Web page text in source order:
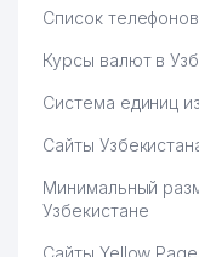
Список
Курсы валют в
Система единиц
Сайты
Минимальный
Узбекистане
Сайты Yellow